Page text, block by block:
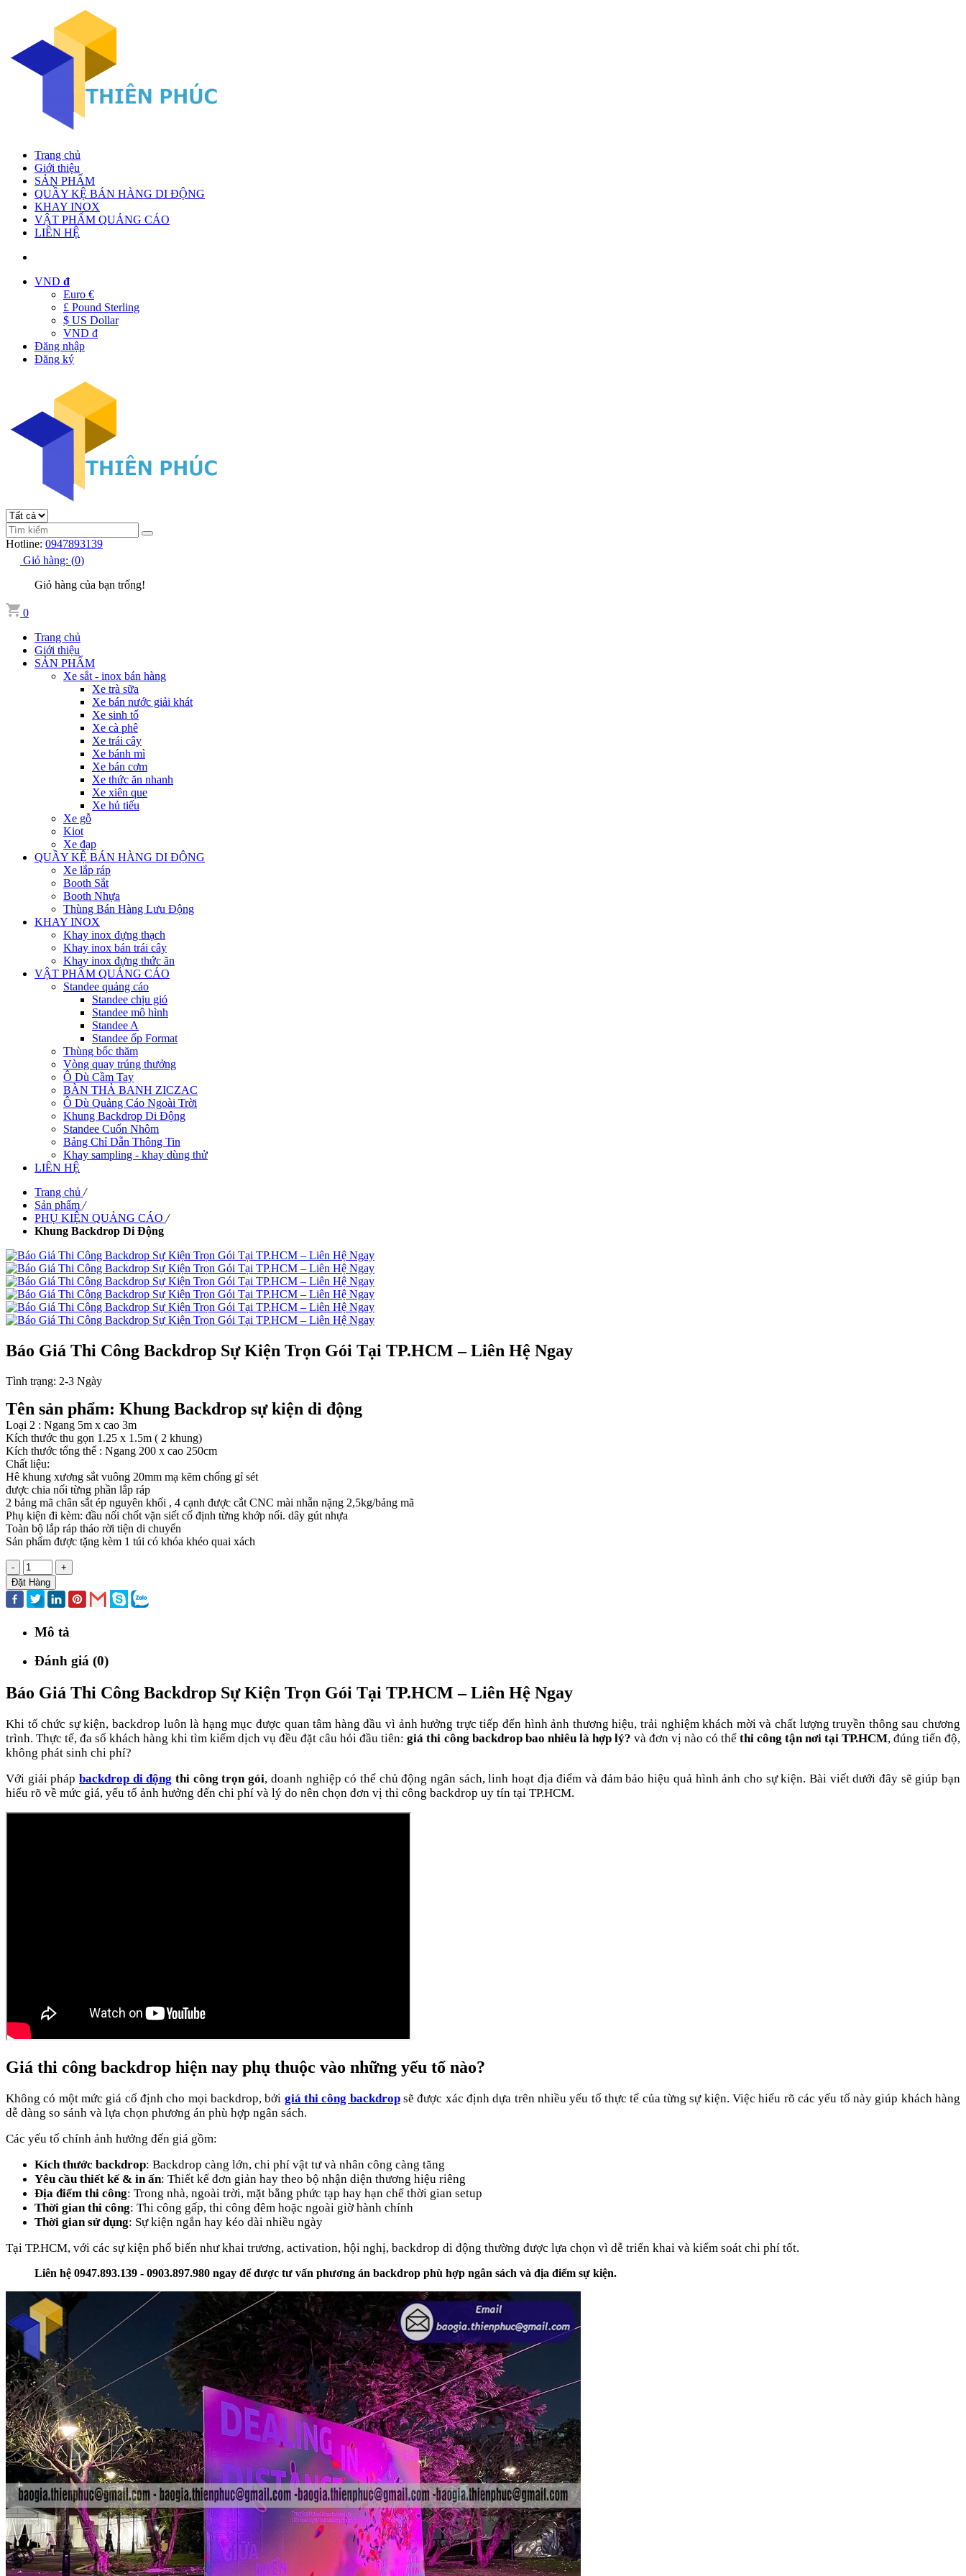
Trang chủ
Giới thiệu
SẢN PHẨM
QUẦY KỆ BÁN HÀNG DI ĐỘNG
KHAY INOX
VẬT PHẨM QUẢNG CÁO
LIÊN HỆ
VND đ
Euro €
£ Pound Sterling
$ US Dollar
VND đ
Đăng nhập
Đăng ký
Hotline: 0947893139
Giỏ hàng: (0)
Giỏ hàng của bạn trống!
0
Trang chủ
Giới thiệu
SẢN PHẨM
Xe sắt - inox bán hàng
Xe trà sữa
Xe bán nước giải khát
Xe sinh tố
Xe cà phê
Xe trái cây
Xe bánh mì
Xe bán cơm
Xe thức ăn nhanh
Xe xiên que
Xe hủ tiếu
Xe gỗ
Kiot
Xe đạp
QUẦY KỆ BÁN HÀNG DI ĐỘNG
Xe lắp ráp
Booth Sắt
Booth Nhựa
Thùng Bán Hàng Lưu Động
KHAY INOX
Khay inox đựng thạch
Khay inox bán trái cây
Khay inox đựng thức ăn
VẬT PHẨM QUẢNG CÁO
Standee quảng cáo
Standee chịu gió
Standee mô hình
Standee A
Standee ốp Format
Thùng bốc thăm
Vòng quay trúng thưởng
Ô Dù Cầm Tay
BÀN THẢ BANH ZICZAC
Ô Dù Quảng Cáo Ngoài Trời
Khung Backdrop Di Động
Standee Cuốn Nhôm
Bảng Chỉ Dẫn Thông Tin
Khay sampling - khay dùng thử
LIÊN HỆ
Trang chủ /
Sản phẩm /
PHỤ KIỆN QUẢNG CÁO /
Khung Backdrop Di Động
Báo Giá Thi Công Backdrop Sự Kiện Trọn Gói Tại TP.HCM – Liên Hệ Ngay
Tình trạng: 2-3 Ngày
Tên sản phẩm: Khung Backdrop sự kiện di động
Loại 2 : Ngang 5m x cao 3m
Kích thước thu gọn 1.25 x 1.5m ( 2 khung)
Kích thước tổng thể : Ngang 200 x cao 250cm
Chất liệu:
Hê khung xương sắt vuông 20mm mạ kẽm chống gỉ sét
được chia nối từng phần lắp ráp
2 bảng mã chân sắt ép nguyên khối , 4 cạnh được cắt CNC mài nhẵn nặng 2,5kg/bảng mã
Phụ kiện đi kèm: đầu nối chốt vặn siết cố định từng khớp nối. dây gút nhựa
Toàn bộ lắp ráp tháo rời tiện di chuyển
Sản phẩm được tặng kèm 1 túi có khóa khéo quai xách
-
+
Đặt Hàng
Mô tả
Đánh giá (0)
Báo Giá Thi Công Backdrop Sự Kiện Trọn Gói Tại TP.HCM – Liên Hệ Ngay
Khi tổ chức sự kiện, backdrop luôn là hạng mục được quan tâm hàng đầu vì ảnh hưởng trực tiếp đến hình ảnh thương hiệu, trải nghiệm khách mời và chất lượng truyền thông sau chương
trình. Thực tế, đa số khách hàng khi tìm kiếm dịch vụ đều đặt câu hỏi đầu tiên:giá thi công backdrop bao nhiêu là hợp lý? và đơn vị nào có thể thi công tận nơi tại TP.HCM, đúng tiến độ,
không phát sinh chi phí?
Với giải phápbackdrop di động thi công trọn gói, doanh nghiệp có thể chủ động ngân sách, linh hoạt địa điểm và đảm bảo hiệu quả hình ảnh cho sự kiện. Bài viết dưới đây sẽ giúp bạn
hiểu rõ về mức giá, yếu tố ảnh hưởng đến chi phí và lý do nên chọn đơn vị thi công backdrop uy tín tại TP.HCM.
Giá thi công backdrop hiện nay phụ thuộc vào những yếu tố nào?
Không có một mức giá cố định cho mọi backdrop, bởi giá thi công backdropsẽ được xác định dựa trên nhiều yếu tố thực tế của từng sự kiện. Việc hiểu rõ các yếu tố này giúp khách hàng
dễ dàng so sánh và lựa chọn phương án phù hợp ngân sách.
Các yếu tố chính ảnh hưởng đến giá gồm:
Kích thước backdrop: Backdrop càng lớn, chi phí vật tư và nhân công càng tăng
Yêu cầu thiết kế & in ấn: Thiết kế đơn giản hay theo bộ nhận diện thương hiệu riêng
Địa điểm thi công: Trong nhà, ngoài trời, mặt bằng phức tạp hay hạn chế thời gian setup
Thời gian thi công: Thi công gấp, thi công đêm hoặc ngoài giờ hành chính
Thời gian sử dụng: Sự kiện ngắn hay kéo dài nhiều ngày
Tại TP.HCM, với các sự kiện phổ biến như khai trương, activation, hội nghị, backdrop di động thường được lựa chọn vì dễ triển khai và kiểm soát chi phí tốt.
Liên hệ 0947.893.139 - 0903.897.980 ngay để được tư vấn phương án backdrop phù hợp ngân sách và địa điểm sự kiện.